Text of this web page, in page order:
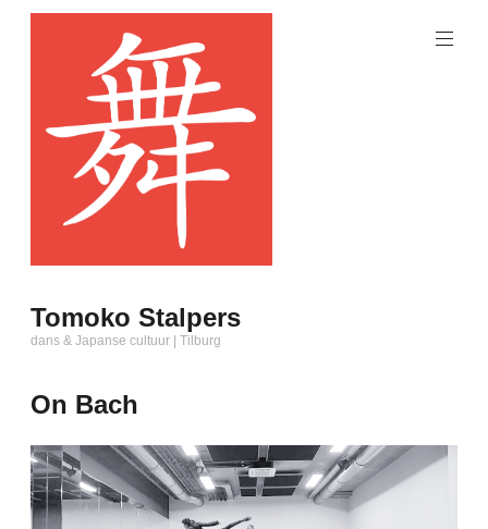
Naar
Tomoko Stalpers
dans & Japanse cultuur | Tilburg
On Bach